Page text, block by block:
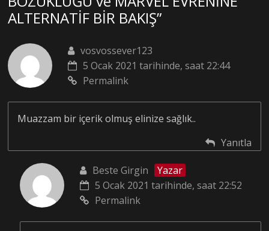
ALTERNATİF BİR BAKIŞ”
vosvossever123
5 Ocak 2021 tarihinde, saat 22:44
Permalink
Muazzam bir içerik olmuş elinize sağlık..
Yanıtla
Beste Girgin
Yazar
5 Ocak 2021 tarihinde, saat 22:52
Permalink